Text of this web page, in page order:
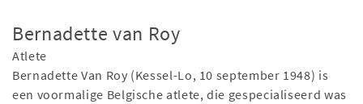
Bernadette van Roy
Atlete
Bernadette Van Roy (Kessel-Lo, 10 september 1948) is
een voormalige Belgische atlete, die gespecialiseerd was